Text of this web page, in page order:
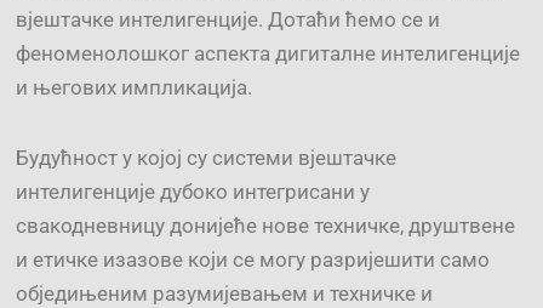
вјештачке интелигенције. Дотаћи ћемо се и
феноменолошког аспекта дигиталне интелигенције
и његових импликација.
Будућност у којој су системи вјештачке
интелигенције дубоко интегрисани у
свакодневницу донијеће нове техничке, друштвене
и етичке изазове који се могу разријешити само
обједињеним разумијевањем и техничке и